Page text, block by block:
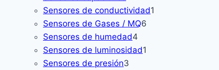
producto
Sensores de conductividad1
Sensores de Gases / MQ6
Sensores de humedad4
productos
Sensores de luminosidad1
Sensores de presión3